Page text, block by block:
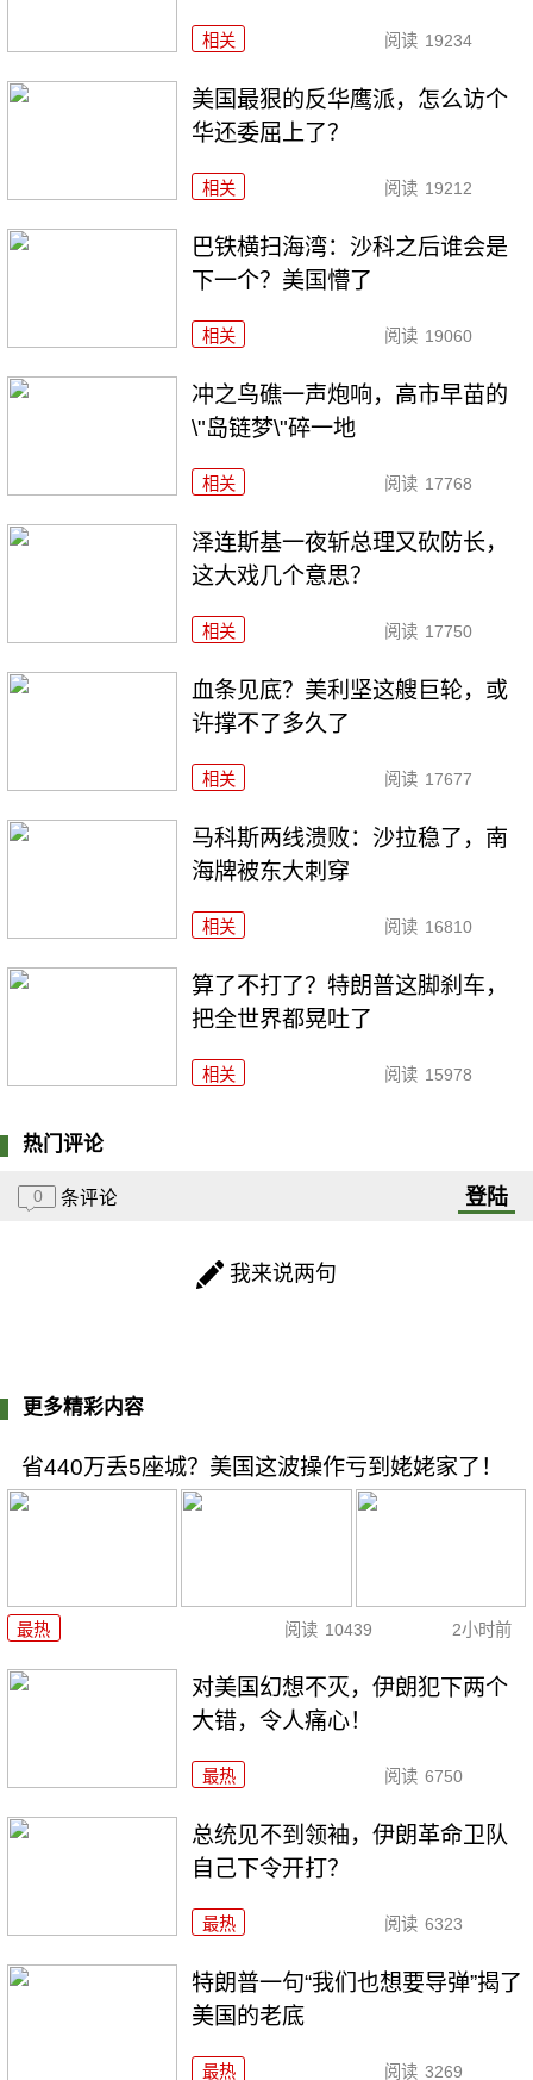
相关 阅读 19234
美国最狠的反华鹰派，怎么访个
华还委屈上了？
相关 阅读 19212
巴铁横扫海湾：沙科之后谁会是
下一个？美国懵了
相关 阅读 19060
冲之鸟礁一声炮响，高市早苗的
\"岛链梦\"碎一地
相关 阅读 17768
泽连斯基一夜斩总理又砍防长，
这大戏几个意思？
相关 阅读 17750
血条见底？美利坚这艘巨轮，或
许撑不了多久了
相关 阅读 17677
马科斯两线溃败：沙拉稳了，南
海牌被东大刺穿
相关 阅读 16810
算了不打了？特朗普这脚刹车，
把全世界都晃吐了
相关 阅读 15978
热门评论
0 条评论 登陆
我来说两句
更多精彩内容
省440万丢5座城？美国这波操作亏到姥姥家了！
最热 阅读 10439 2小时前
对美国幻想不灭，伊朗犯下两个
大错，令人痛心！
最热 阅读 6750
总统见不到领袖，伊朗革命卫队
自己下令开打？
最热 阅读 6323
特朗普一句“我们也想要导弹”揭了
美国的老底
最热 阅读 3269